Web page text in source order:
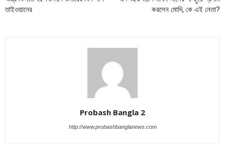
তাইওয়ানের
করলেন মোদি, কে এই নেতা?
Probash Bangla 2
http://www.probashbanglanews.com